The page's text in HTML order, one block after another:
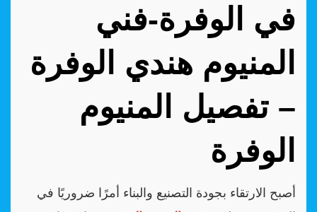
في الوفرة-فني
المنيوم هندي الوفرة
– تفصيل المنيوم
الوفرة
أصبح الارتقاء بجودة التصنيع والبناء أمرًا ضروريًا في